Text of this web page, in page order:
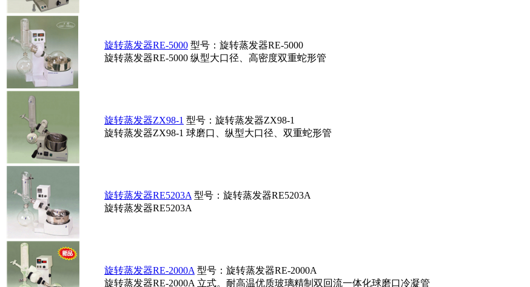
旋转蒸发器RE-5000 型号：旋转蒸发器RE-5000
旋转蒸发器RE-5000 纵型大口径、高密度双重蛇形管
旋转蒸发器ZX98-1 型号：旋转蒸发器ZX98-1
旋转蒸发器ZX98-1 球磨口、纵型大口径、双重蛇形管
旋转蒸发器RE5203A 型号：旋转蒸发器RE5203A
旋转蒸发器RE5203A
旋转蒸发器RE-2000A 型号：旋转蒸发器RE-2000A
旋转蒸发器RE-2000A 立式。耐高温优质玻璃精制双回流一体化球磨口冷凝管